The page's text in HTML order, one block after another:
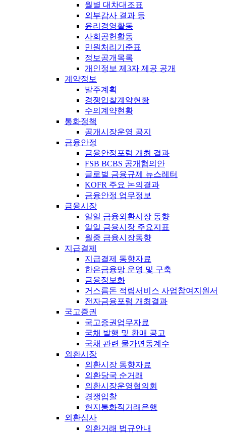
월별 대차대조표
외부감사 결과 등
윤리경영활동
사회공헌활동
민원처리기준표
정보공개목록
개인정보 제3자 제공 공개
계약정보
발주계획
경쟁입찰계약현황
수의계약현황
통화정책
공개시장운영 공지
금융안정
금융안정포럼 개최 결과
FSB BCBS 공개협의안
글로벌 금융규제 뉴스레터
KOFR 주요 논의결과
금융안정 업무정보
금융시장
일일 금융외환시장 동향
일일 금융시장 주요지표
월중 금융시장동향
지급결제
지급결제 동향자료
한은금융망 운영 및 구축
금융정보화
거스름돈 적립서비스 사업참여지원서
전자금융포럼 개최결과
국고증권
국고증권업무자료
국채 발행 및 환매 공고
국채 관련 물가연동계수
외환시장
외환시장 동향자료
외환당국 순거래
외환시장운영협의회
경쟁입찰
현지통화직거래은행
외환심사
외환거래 법규안내